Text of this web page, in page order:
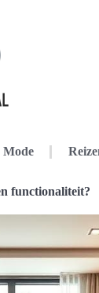
Mode
functionaliteit?